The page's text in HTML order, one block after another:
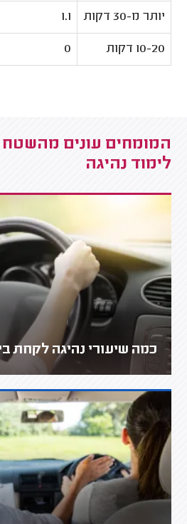
יותר מ-30 דקות 1.1
10-20 דקות 0
המומחים עונים
לימוד נהיגה
כמה שיעורי נהיגה לקחת